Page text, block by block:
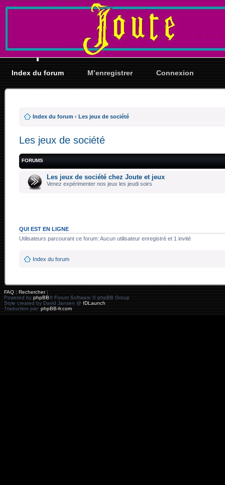
Index du forum M’enregistrer Connexion
Index du forum ‹ Les jeux de société
Les jeux de société
FORUMS
Les jeux de société chez Joute et jeux
Venez expérimenter nos jeux les jeudi soirs
QUI EST EN LIGNE
Utilisateurs parcourant ce forum: Aucun utilisateur enregistré et 1 invité
Index du forum
FAQ|Rechercher|
Powered byphpBB® Forum Software © phpBB Group
Style created by David Jansen @IDLaunch
Traduction par:phpBB-fr.com